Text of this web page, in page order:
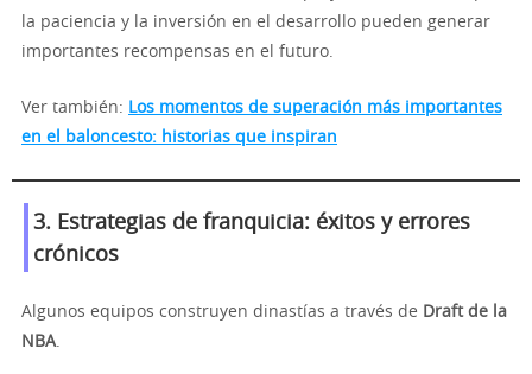
la paciencia y la inversión en el desarrollo pueden generar
importantes recompensas en el futuro.
Ver también: Los momentos de superación más importantes
en el baloncesto: historias que inspiran
3. Estrategias de franquicia: éxitos y errores
crónicos
Algunos equipos construyen dinastías a través de Draft de la
NBA